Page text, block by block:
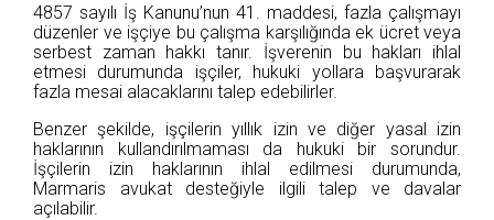
4857 sayılı İş Kanunu’nun 41. maddesi, fazla çalışmayı
düzenler ve işçiye bu çalışma karşılığında ek ücret veya
serbest zaman hakkı tanır. İşverenin bu hakları ihlal
etmesi durumunda işçiler, hukuki yollara başvurarak
fazla mesai alacaklarını talep edebilirler.
Benzer şekilde, işçilerin yıllık izin ve diğer yasal izin
haklarının kullandırılmaması da hukuki bir sorundur.
İşçilerin izin haklarının ihlal edilmesi durumunda,
Marmaris avukat desteğiyle ilgili talep ve davalar
açılabilir.